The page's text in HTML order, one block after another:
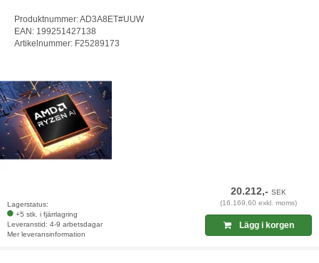
Produktnummer: AD3A8ET#UUW
EAN: 199251427138
Artikelnummer: F25289173
Lagerstatus:
+5 stk. i fjärrlagring
Leveranstid: 4-9 arbetsdagar
Mer leveransinformation
20.212,-SEK
(16.169,60 exkl. moms)
Lägg i korgen